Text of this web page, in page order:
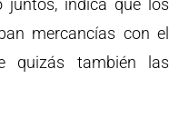
juntos, indica que los
mercancías con el
quizás también las